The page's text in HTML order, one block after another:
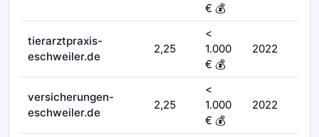
€ 💰
tierarztpraxis-
eschweiler.de
2,25
<
1.000
€ 💰
2022
versicherungen-
eschweiler.de
2,25
<
1.000
€ 💰
2022